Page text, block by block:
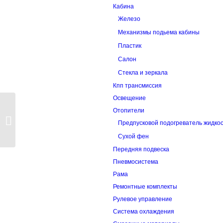
Кабина
Железо
Механизмы подьема кабины
Пластик
Салон
Стекла и зеркала
Кпп трансмиссия
Освещение
Отопители
Предпусковой подогреватель
Сухой фен
Передняя подвеска
Пневмосистема
Рама
Ремонтные комплекты
Рулевое управление
Система охлаждения